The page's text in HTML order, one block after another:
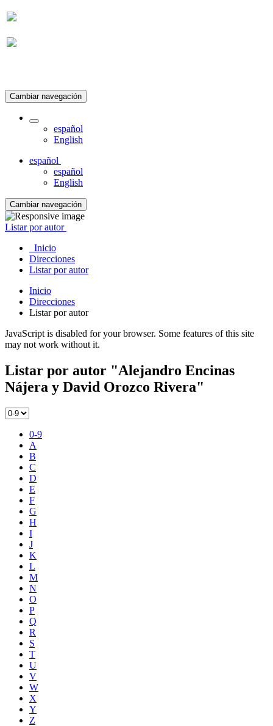
Cambiar navegación
español
English
español
español
English
Cambiar navegación
Listar por autor
Inicio
Direcciones
Listar por autor
Inicio
Direcciones
Listar por autor
JavaScript is disabled for your browser. Some features of this site
may not work without it.
Listar por autor "Alejandro Encinas
Nájera y David Orozco Rivera"
0-9
A
B
C
D
E
F
G
H
I
J
K
L
M
N
O
P
Q
R
S
T
U
V
W
X
Y
Z